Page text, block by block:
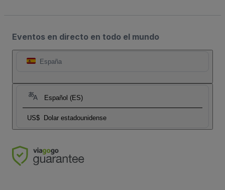
Eventos en directo en todo el mundo
España
Español (ES)
US$ Dolar estadounidense